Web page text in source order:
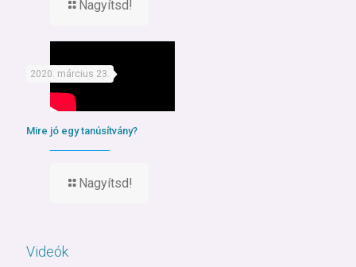
Nagyítsd!
2020. március 23.
Mire jó egy tanúsítvány?
Nagyítsd!
Videók